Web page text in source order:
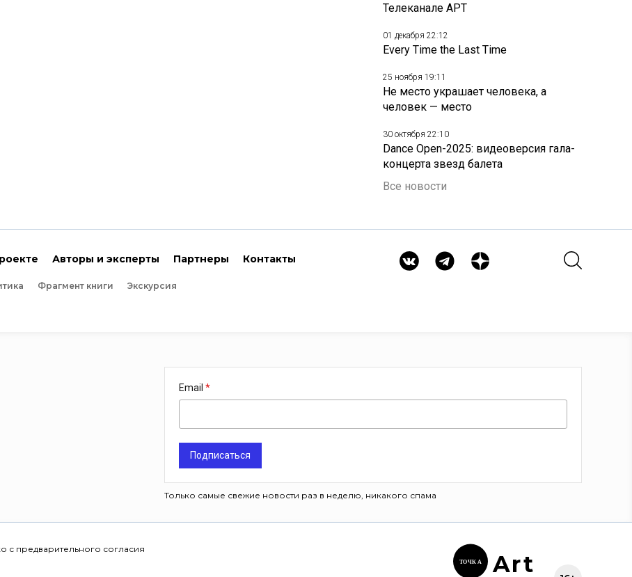
Телеканале АРТ
01 декабря 22:12
Every Time the Last Time
25 ноября 19:11
Не место украшает человека, а
человек — место
30 октября 22:10
Dance Open-2025: видеоверсия гала-
концерта звезд балета
Все новости
Авторы и эксперты Партнеры Контакты
Фрагмент книги Экскурсия
Email
Подписаться
Только самые свежие новости раз в неделю, никакого спама
с предварительного согласия
ТОЧК А Art